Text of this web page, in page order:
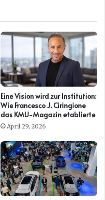
Eine Vision wird zur Institution:
Wie Francesco J. Ciringione
das KMU-Magazin etablierte
April 29, 2026